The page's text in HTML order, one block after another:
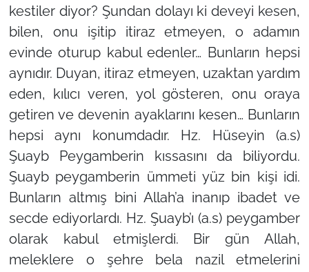
kestiler diyor? Şundan dolayı ki deveyi kesen,
bilen, onu işitip itiraz etmeyen, o adamın
evinde oturup kabul edenler… Bunların hepsi
aynıdır. Duyan, itiraz etmeyen, uzaktan yardım
eden, kılıcı veren, yol gösteren, onu oraya
getiren ve devenin ayaklarını kesen… Bunların
hepsi aynı konumdadır. Hz. Hüseyin (a.s)
Şuayb Peygamberin kıssasını da biliyordu.
Şuayb peygamberin ümmeti yüz bin kişi idi.
Bunların altmış bini Allah’a inanıp ibadet ve
secde ediyorlardı. Hz. Şuayb’ı (a.s) peygamber
olarak kabul etmişlerdi. Bir gün Allah,
meleklere o şehre bela nazil etmelerini